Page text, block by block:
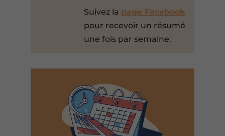
Suivez la page Facebook
pour recevoir un résumé
une fois par semaine.